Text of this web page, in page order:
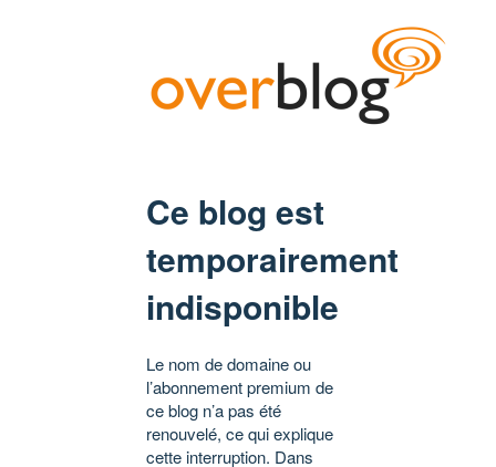
Ce blog est
temporairement
indisponible
Le nom de domaine ou
l’abonnement premium de
ce blog n’a pas été
renouvelé, ce qui explique
cette interruption. Dans